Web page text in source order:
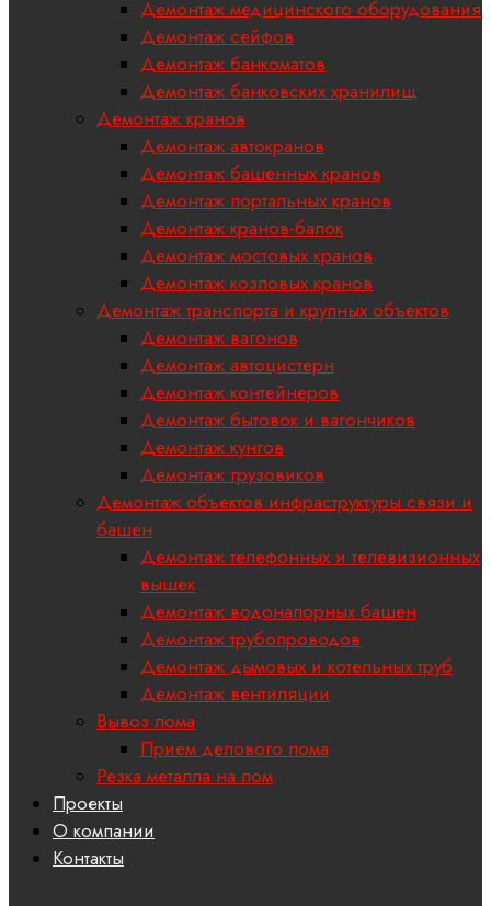
Демонтаж медицинского оборудования
Демонтаж сейфов
Демонтаж банкоматов
Демонтаж банковских хранилищ
Демонтаж кранов
Демонтаж автокранов
Демонтаж башенных кранов
Демонтаж портальных кранов
Демонтаж кранов-балок
Демонтаж мостовых кранов
Демонтаж козловых кранов
Демонтаж транспорта и крупных объектов
Демонтаж вагонов
Демонтаж автоцистерн
Демонтаж контейнеров
Демонтаж бытовок и вагончиков
Демонтаж кунгов
Демонтаж грузовиков
Демонтаж объектов инфраструктуры связи и
башен
Демонтаж телефонных и телевизионных
вышек
Демонтаж водонапорных башен
Демонтаж трубопроводов
Демонтаж дымовых и котельных труб
Демонтаж вентиляции
Вывоз лома
Прием делового лома
Резка металла на лом
Проекты
О компании
Контакты